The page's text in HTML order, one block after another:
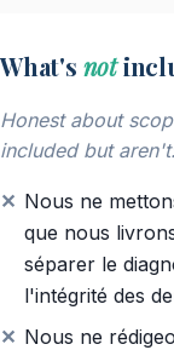
What's not
Honest about
included but
Nous ne
que nous
séparer le
l'intégrité des
Nous ne